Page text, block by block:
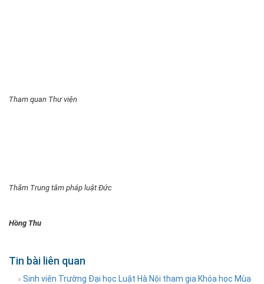
Tham quan Thư viện
Thăm Trung tâm pháp luật Đức
Hồng Thu
Tin bài liên quan
» Sinh viên Trường Đại học Luật Hà Nội tham gia Khóa học Mùa